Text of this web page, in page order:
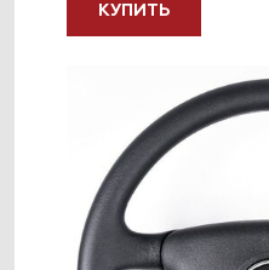
КУПИТЬ